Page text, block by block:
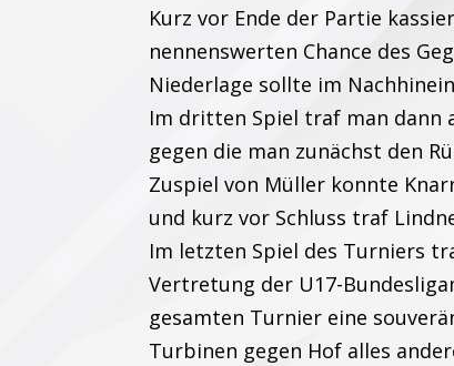
Kurz vor Ende der Partie
nennenswerten Chance des
Niederlage sollte im
Im dritten Spiel traf man dann
gegen die man zunächst den
Zuspiel von Müller konnte
und kurz vor Schluss traf
Im letzten Spiel des Turniers
Vertretung der U17-
gesamten Turnier eine
Turbinen gegen Hof alles